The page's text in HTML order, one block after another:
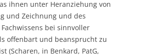
ihnen unter Heranziehung von
und Zeichnung und des
bei sinnvoller
offenbart und beansprucht zu
(Scharen, in Benkard, PatG,